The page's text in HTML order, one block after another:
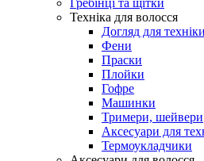
Техніка для волосся
Догляд для техніки
Фени
Праски
Плойки
Гофре
Машинки
Тримери, шейвери
Аксесуари для
Термоукладчики